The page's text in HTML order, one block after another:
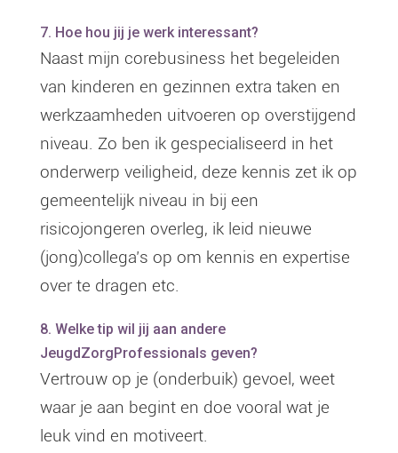
7. Hoe hou jij je werk interessant?
Naast mijn corebusiness het begeleiden
van kinderen en gezinnen extra taken en
werkzaamheden uitvoeren op overstijgend
niveau. Zo ben ik gespecialiseerd in het
onderwerp veiligheid, deze kennis zet ik op
gemeentelijk niveau in bij een
risicojongeren overleg, ik leid nieuwe
(jong)collega’s op om kennis en expertise
over te dragen etc.
8. Welke tip wil jij aan andere
JeugdZorgProfessionals geven?
Vertrouw op je (onderbuik) gevoel, weet
waar je aan begint en doe vooral wat je
leuk vind en motiveert.